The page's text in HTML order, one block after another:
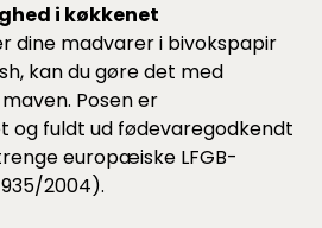
i køkkenet
dine madvarer i bivokspapir
kan du gøre det med
Posen er
og fuldt ud fødevaregodkendt
europæiske LFGB-
2004).